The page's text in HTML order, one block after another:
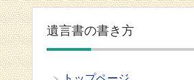
遺言書の書き方